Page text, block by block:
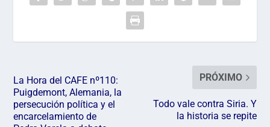
La Hora del CAFE nº110:
Puigdemont, Alemania, la
persecución política y el
encarcelamiento de
PRÓXIMO
Todo vale contra Siria. Y
la historia se repite